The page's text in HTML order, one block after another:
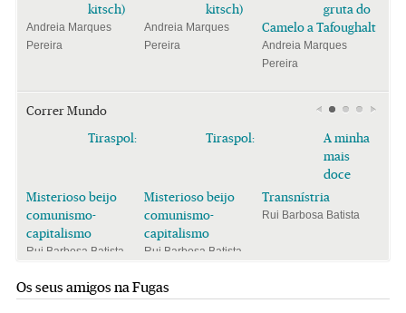
kitsch)
Andreia Marques
Pereira
kitsch)
Andreia Marques
Pereira
gruta do
Camelo a Tafoughalt
Andreia Marques
Pereira
Correr Mundo
Tiraspol:
Misterioso beijo
comunismo-
capitalismo
Rui Barbosa Batista
Tiraspol:
Misterioso beijo
comunismo-
capitalismo
Rui Barbosa Batista
A minha
mais
doce
Transnístria
Rui Barbosa Batista
Os seus amigos na Fugas